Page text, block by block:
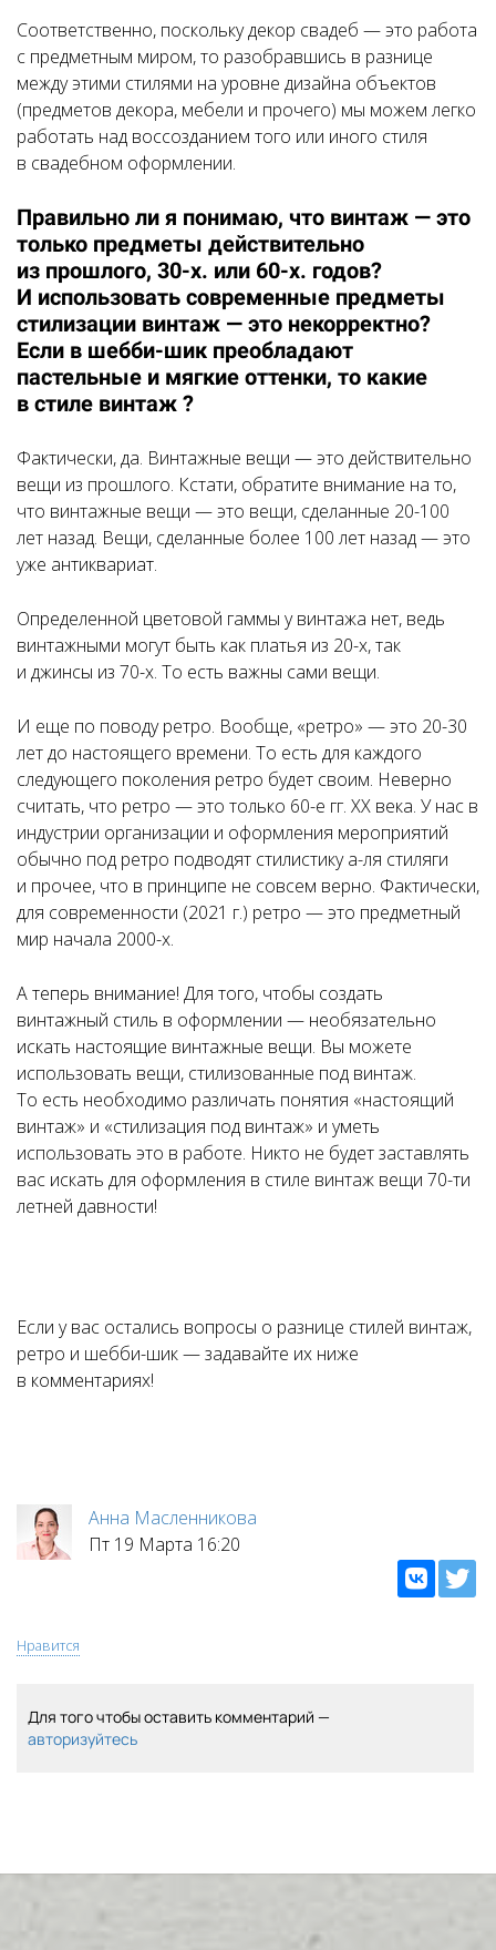
Соответственно, поскольку декор свадеб — это работа
с предметным миром, то разобравшись в разнице
между этими стилями на уровне дизайна объектов
(предметов декора, мебели и прочего) мы можем легко
работать над воссозданием того или иного стиля
в свадебном оформлении.
Правильно ли я понимаю, что винтаж — это
только предметы действительно
из прошлого, 30-х. или 60-х. годов?
И использовать современные предметы
стилизации винтаж — это некорректно?
Если в шебби-шик преобладают
пастельные и мягкие оттенки, то какие
в стиле винтаж ?
Фактически, да. Винтажные вещи — это действительно
вещи из прошлого. Кстати, обратите внимание на то,
что винтажные вещи — это вещи, сделанные 20-100
лет назад. Вещи, сделанные более 100 лет назад — это
уже антиквариат.
Определенной цветовой гаммы у винтажа нет, ведь
винтажными могут быть как платья из 20-х, так
и джинсы из 70-х. То есть важны сами вещи.
И еще по поводу ретро. Вообще, «ретро» — это 20-30
лет до настоящего времени. То есть для каждого
следующего поколения ретро будет своим. Неверно
считать, что ретро — это только 60-е гг. XX века. У нас в
индустрии организации и оформления мероприятий
обычно под ретро подводят стилистику а-ля стиляги
и прочее, что в принципе не совсем верно. Фактически,
для современности (2021 г.) ретро — это предметный
мир начала 2000-х.
А теперь внимание! Для того, чтобы создать
винтажный стиль в оформлении — необязательно
искать настоящие винтажные вещи. Вы можете
использовать вещи, стилизованные под винтаж.
То есть необходимо различать понятия «настоящий
винтаж» и «стилизация под винтаж» и уметь
использовать это в работе. Никто не будет заставлять
вас искать для оформления в стиле винтаж вещи 70-ти
летней давности!
Если у вас остались вопросы о разнице стилей винтаж,
ретро и шебби-шик — задавайте их ниже
в комментариях!
Анна Масленникова
Пт 19 Марта 16:20
Нравится
Для того чтобы оставить комментарий —
авторизуйтесь